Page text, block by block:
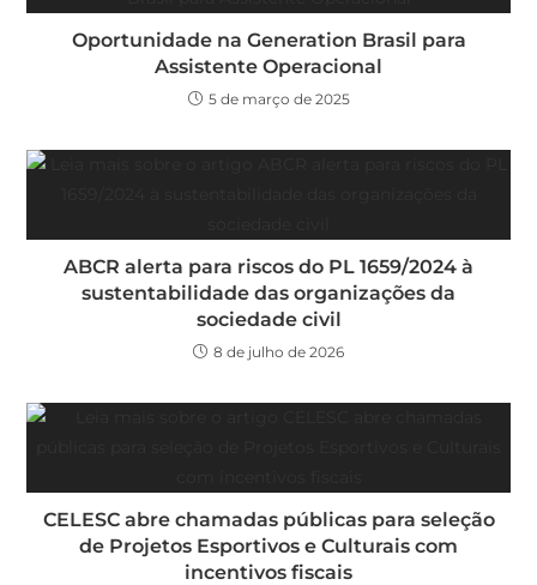
Oportunidade na Generation Brasil para
Assistente Operacional
5 de março de 2025
ABCR alerta para riscos do PL 1659/2024 à
sustentabilidade das organizações da
sociedade civil
8 de julho de 2026
CELESC abre chamadas públicas para seleção
de Projetos Esportivos e Culturais com
incentivos fiscais